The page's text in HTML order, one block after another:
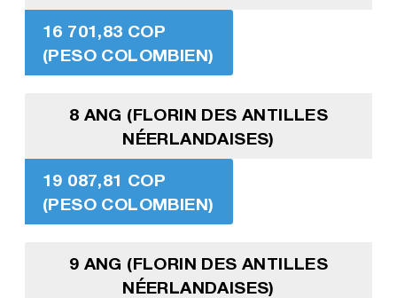
16 701,83 COP
(PESO COLOMBIEN)
8 ANG (FLORIN DES ANTILLES
NÉERLANDAISES)
19 087,81 COP
(PESO COLOMBIEN)
9 ANG (FLORIN DES ANTILLES
NÉERLANDAISES)